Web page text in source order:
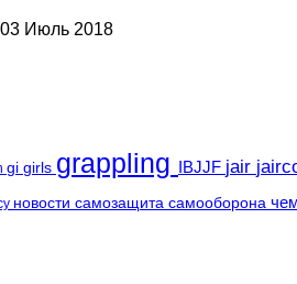
03 Июль 2018
gi girls grappling IBJJF jair
новости самозащита самооборона